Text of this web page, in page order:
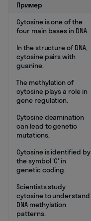
Пример
Cytosine is one of the
four main bases in DNA.
In the structure of DNA,
cytosine pairs with
guanine.
The methylation of
cytosine plays a role in
gene regulation.
Cytosine deamination
can lead to genetic
mutations.
Cytosine is identified by
the symbol 'C' in
genetic coding.
Scientists study
cytosine to understand
DNA methylation
patterns.